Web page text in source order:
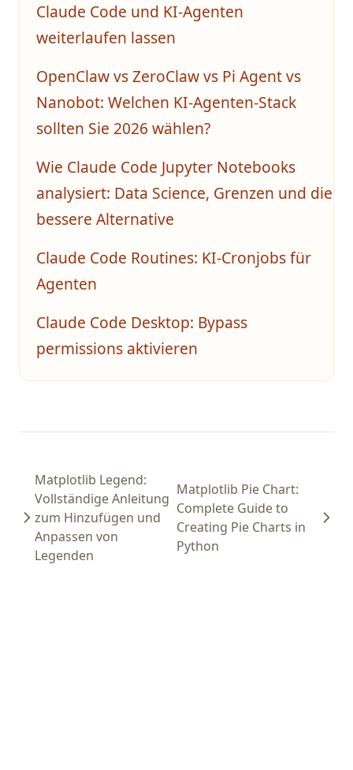
Claude Code und KI-Agenten
weiterlaufen lassen
OpenClaw vs ZeroClaw vs Pi Agent vs
Nanobot: Welchen KI-Agenten-Stack
sollten Sie 2026 wählen?
Wie Claude Code Jupyter Notebooks
analysiert: Data Science, Grenzen und die
bessere Alternative
Claude Code Routines: KI-Cronjobs für
Agenten
Claude Code Desktop: Bypass
permissions aktivieren
Matplotlib Legend:
Vollständige Anleitung
zum Hinzufügen und
Anpassen von
Legenden
Matplotlib Pie Chart:
Complete Guide to
Creating Pie Charts in
Python